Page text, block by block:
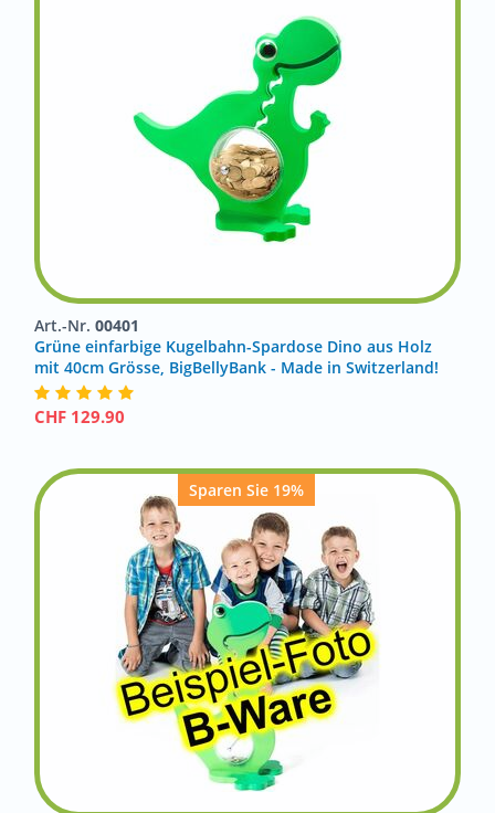
Art.-Nr. 00401
Grüne einfarbige Kugelbahn-Spardose Dino aus Holz
mit 40cm Grösse, BigBellyBank - Made in Switzerland!
CHF 129.90
Sparen Sie 19%